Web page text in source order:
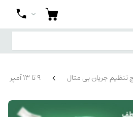
تنظیم جریان بی متال 9 تا 13 آمپر